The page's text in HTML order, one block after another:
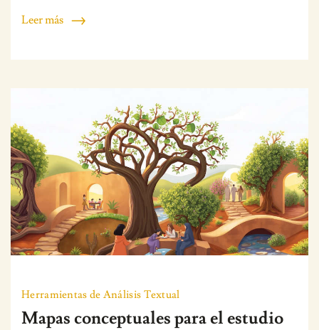
Leer más
Herramientas de Análisis Textual
Mapas conceptuales para el estudio